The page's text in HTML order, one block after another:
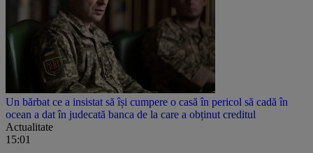
Un bărbat ce a insistat să își cumpere o casă în pericol să cadă în
ocean a dat în judecată banca de la care a obținut creditul
Actualitate
15:01